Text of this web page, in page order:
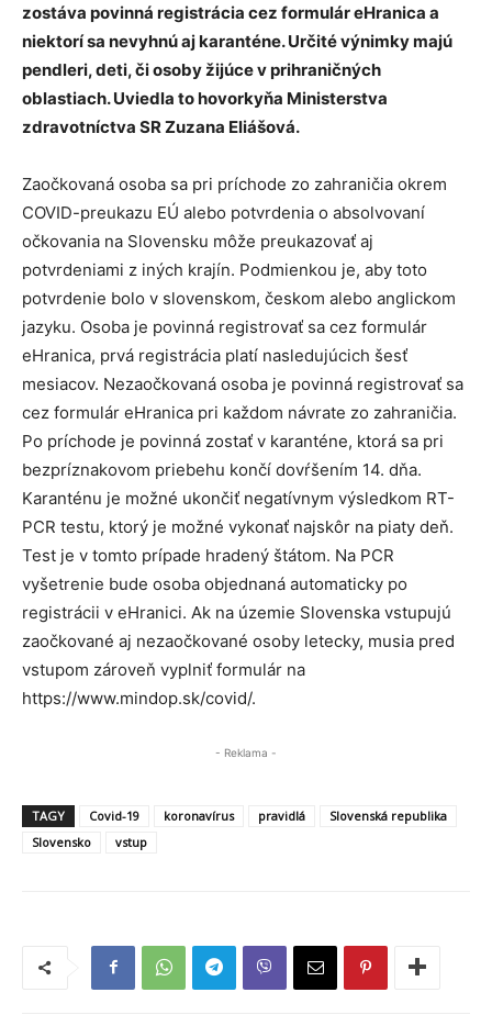
zostáva povinná registrácia cez formulár eHranica a
niektorí sa nevyhnú aj karanténe. Určité výnimky majú
pendleri, deti, či osoby žijúce v prihraničných
oblastiach. Uviedla to hovorkyňa Ministerstva
zdravotníctva SR Zuzana Eliášová.
Zaočkovaná osoba sa pri príchode zo zahraničia okrem
COVID-preukazu EÚ alebo potvrdenia o absolvovaní
očkovania na Slovensku môže preukazovať aj
potvrdeniami z iných krajín. Podmienkou je, aby toto
potvrdenie bolo v slovenskom, českom alebo anglickom
jazyku. Osoba je povinná registrovať sa cez formulár
eHranica, prvá registrácia platí nasledujúcich šesť
mesiacov. Nezaočkovaná osoba je povinná registrovať sa
cez formulár eHranica pri každom návrate zo zahraničia.
Po príchode je povinná zostať v karanténe, ktorá sa pri
bezpríznakovom priebehu končí dovŕšením 14. dňa.
Karanténu je možné ukončiť negatívnym výsledkom RT-
PCR testu, ktorý je možné vykonať najskôr na piaty deň.
Test je v tomto prípade hradený štátom. Na PCR
vyšetrenie bude osoba objednaná automaticky po
registrácii v eHranici. Ak na územie Slovenska vstupujú
zaočkované aj nezaočkované osoby letecky, musia pred
vstupom zároveň vyplniť formulár na
https://www.mindop.sk/covid/.
- Reklama -
TAGY Covid-19 koronavírus pravidlá
Slovenská republika
Slovensko
vstup